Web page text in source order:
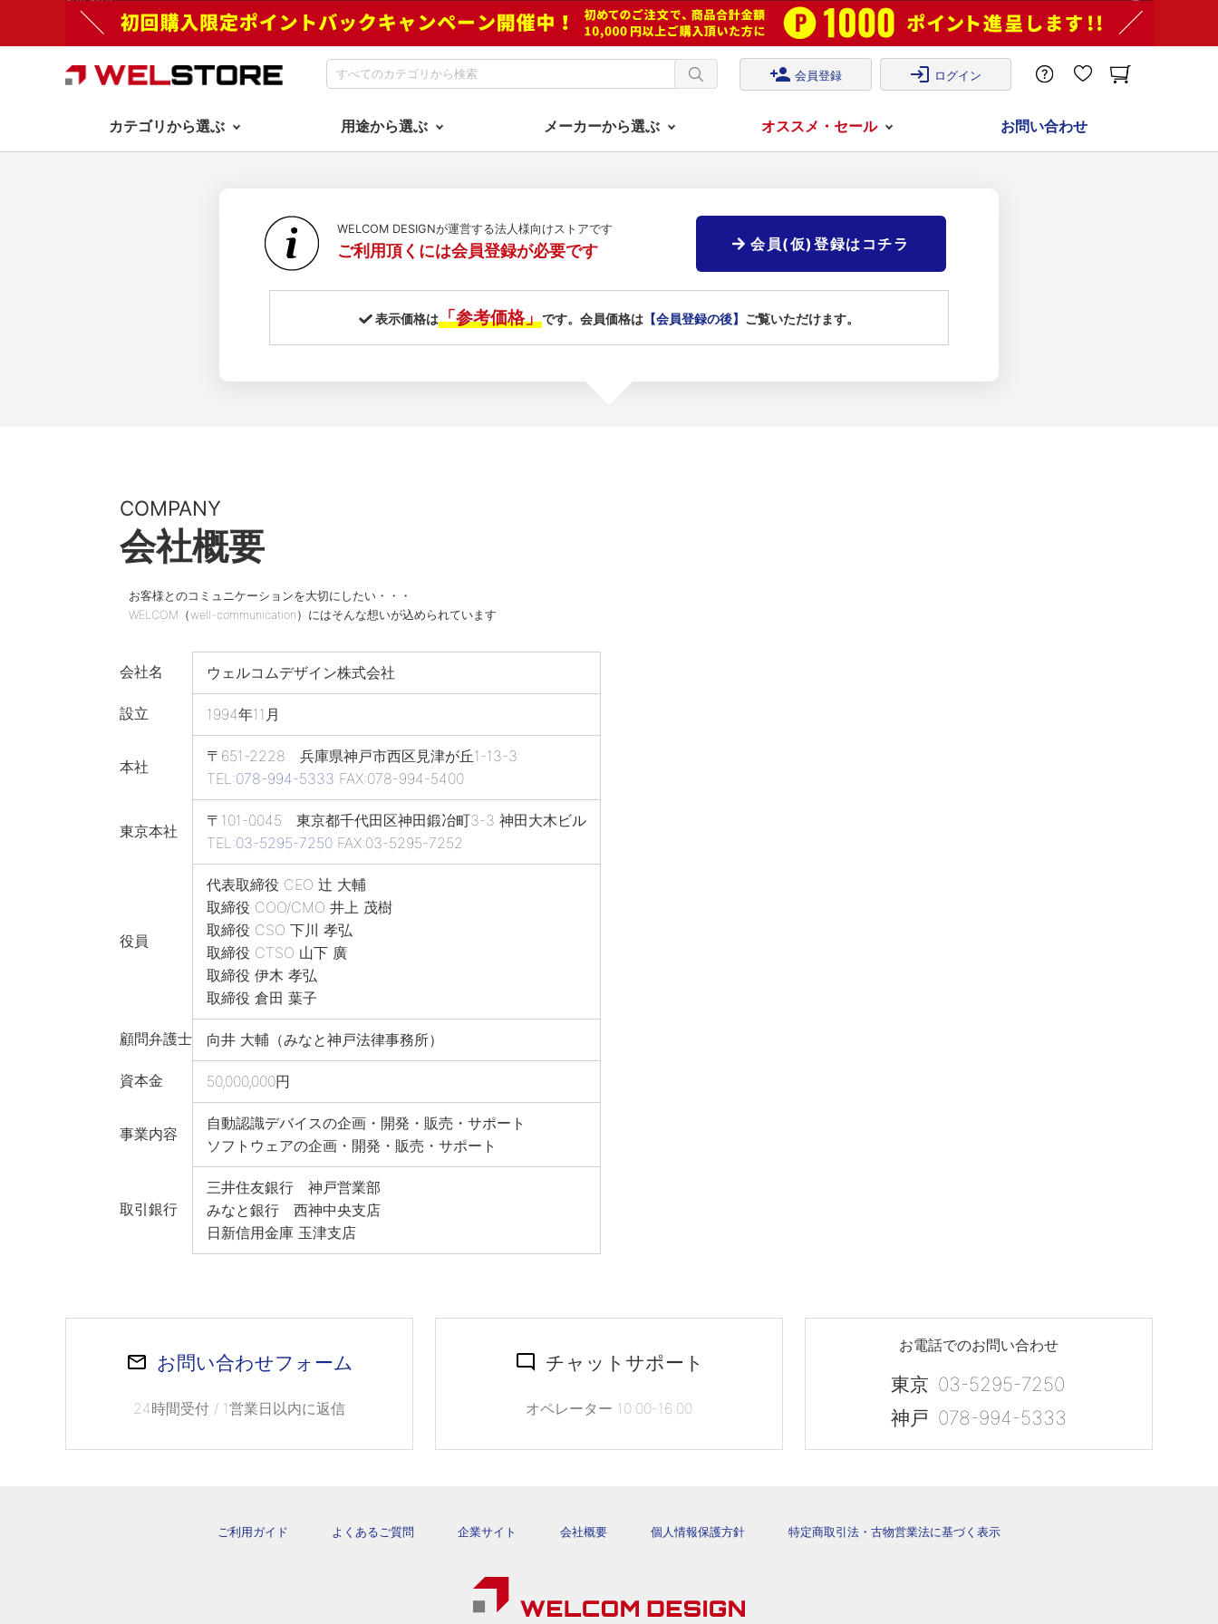
person_add 会員登録 login ログイン
カテゴリから選ぶ 用途から選ぶ メーカーから選ぶ オススメ・セール お問い合わせ
WELCOM DESIGNが運営する法人様向けストアです
ご利用頂くには会員登録が必要です 会員(仮)登録はコチラ
表示価格は「参考価格」です。会員価格は【会員登録の後】 ご覧いただけます。
COMPANY
会社概要
お客様とのコミュニケーションを大切にしたい・・・
WELCOM（well-communication）にはそんな想いが込められています
会社名 ウェルコムデザイン株式会社
設立 1994年11月
本社
〒651-2228 兵庫県神戸市西区見津が丘1-13-3
TEL:078-994-5333 FAX:078-994-5400
東京本社
〒101-0045 東京都千代田区神田鍛冶町3-3 神田大木ビル
TEL:03-5295-7250 FAX:03-5295-7252
役員
代表取締役 CEO 辻 大輔
取締役 COO/CMO 井上 茂樹
取締役 CSO 下川 孝弘
取締役 CTSO 山下 廣
取締役 伊木 孝弘
取締役 倉田 葉子
顧問弁護士 向井 大輔（みなと神戸法律事務所）
資本金 50,000,000円
事業内容
自動認識デバイスの企画・開発・販売・サポート
ソフトウェアの企画・開発・販売・サポート
取引銀行
三井住友銀行 神戸営業部
みなと銀行 西神中央支店
日新信用金庫 玉津支店
お問い合わせフォーム
24時間受付 / 1営業日以内に返信
チャットサポート
オペレーター 10:00-16:00
お電話でのお問い合わせ
東京 03-5295-7250
神戸 078-994-5333
ご利用ガイド よくあるご質問 企業サイト 会社概要 個人情報保護方針 特定商取引法・古物営業法に基づく表示